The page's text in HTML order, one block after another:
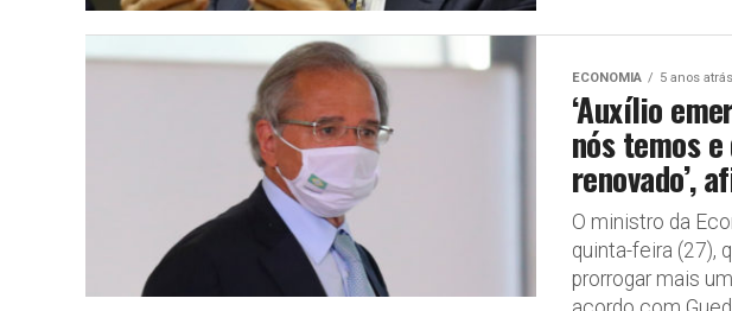
ECONOMIA 5 anos atrás
‘Auxílio
nós temos
renovado’,
O ministro da
quinta-feira (27),
prorrogar mais